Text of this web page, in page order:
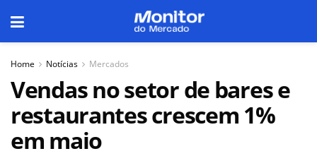
Home Notícias Mercados
Vendas no setor de bares e
restaurantes crescem 1%
em maio